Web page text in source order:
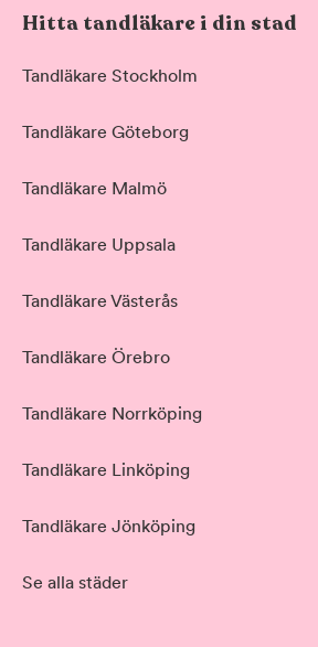
Hitta tandläkare i din stad
Tandläkare Stockholm
Tandläkare Göteborg
Tandläkare Malmö
Tandläkare Uppsala
Tandläkare Västerås
Tandläkare Örebro
Tandläkare Norrköping
Tandläkare Linköping
Tandläkare Jönköping
Se alla städer